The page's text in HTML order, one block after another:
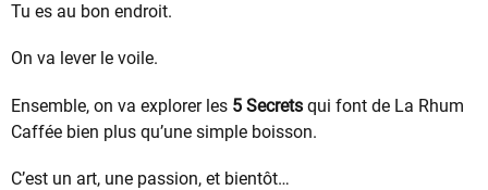
Tu es au bon endroit.
On va lever le voile.
Ensemble, on va explorer les 5 Secrets qui font de La Rhum
Caffée bien plus qu’une simple boisson.
C’est un art, une passion, et bientôt…